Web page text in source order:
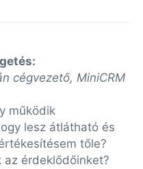
cégvezető, MiniCRM
működik
lesz átlátható és
tőle?